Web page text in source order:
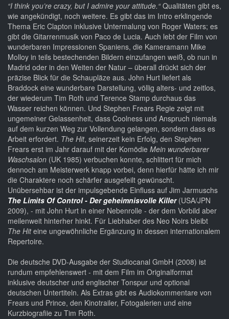
“I think you’re crazy, but I admire your attitude.“Qualitäten gibt es,
wie angekündigt, noch weitere. Es gibt das im Intro erklingende
Thema Eric Clapton inklusive Untermalung von Roger Waters; es
gibt die Gitarrenmusik von Paco de Lucia. Auch lebt der Film von
wunderbaren Impressionen Spaniens, die Kameramann Mike
Molloy in teils bestechenden Bildern einzufangen weiß, ob nun in
Madrid oder in den Weiten der Natur – überall drückt sich der
präzise Blick für die Schaupläze aus. John Hurt liefert als
Braddock eine wunderbare Darstellung, völlig alters- und zeitlos,
der wiederum Tim Roth und Terence Stamp durchaus das
Wasser reichen können. Und Stephen Frears Regie zeigt mit
ungemeiner Gelassenheit, dass Coolness und Anspruch niemals
auf dem kurzen Weg zur Vollendung gelangen, sondern dass es
Arbeit erfordert. The Hit, seinerzeit kein Erfolg, den Stephen
Frears erst im Jahr darauf mit der Komödie Mein wunderbarer
Waschsalon (UK 1985) verbuchen konnte, schlittert für mich
dennoch am Meisterwerk knapp vorbei, denn hierfür hätte ich mir
die Charaktere noch schärfer ausgefeilt gewünscht.
Unübersehbar ist der impulsgebende Einfluss auf Jim Jarmuschs
The Limits Of Control - Der geheimnisvolle Killer(USA/JPN
2009), - mit John Hurt in einer Nebenrolle - der dem Vorbild aber
meilenweit hinterher hinkt. Für Liebhaber des Neo Noirs bleibt
The Hiteine ungewöhnliche Ergänzung in dessen internationalem
Repertoire.
Die deutsche DVD-Ausgabe der Studiocanal GmbH (2008) ist
rundum empfehlenswert - mit dem Film im Originalformat
inklusive deutscher und englischer Tonspur und optional
deutschen Untertiteln. Als Extras gibt es Audiokommentare von
Frears und Prince, den Kinotrailer, Fotogalerien und eine
Kurzbiografiie zu Tim Roth.